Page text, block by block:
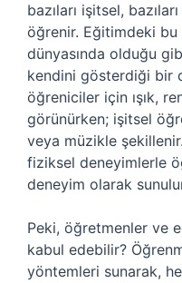
bazıları işitsel,
öğrenir. Eğitimdeki bu
dünyasında olduğu
kendini gösterdiği bir
öğreniciler için ışık,
görünürken; işitsel
veya müzikle
fiziksel deneyimlerle
deneyim olarak
Peki, öğretmenler ve
kabul edebilir?
yöntemleri sunarak,